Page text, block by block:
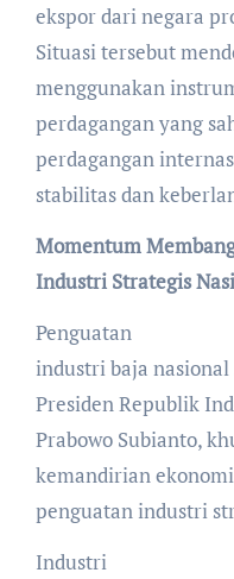
ekspor dari negara
Situasi tersebut
menggunakan
perdagangan yang
perdagangan
stabilitas dan
Momentum
Industri Strategis
Penguatan
industri baja
Presiden Republik
Prabowo Subianto,
kemandirian
penguatan industri
Industri